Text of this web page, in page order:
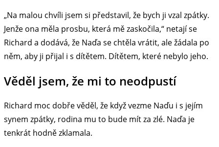
„Na malou chvíli jsem si představil, že bych ji vzal zpátky.
Jenže ona měla prosbu, která mě zaskočila,“ netají se
Richard a dodává, že Naďa se chtěla vrátit, ale žádala po
něm, aby ji přijal i s dítětem. Dítětem, které nebylo jeho.
Věděl jsem, že mi to neodpustí
Richard moc dobře věděl, že když vezme Naďu i s jejím
synem zpátky, rodina mu to bude mít za zlé. Naďa je
tenkrát hodně zklamala.